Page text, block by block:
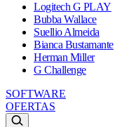
Logitech G PLAY
Bubba Wallace
Suellio Almeida
Bianca Bustamante
Herman Miller
G Challenge
SOFTWARE
OFERTAS